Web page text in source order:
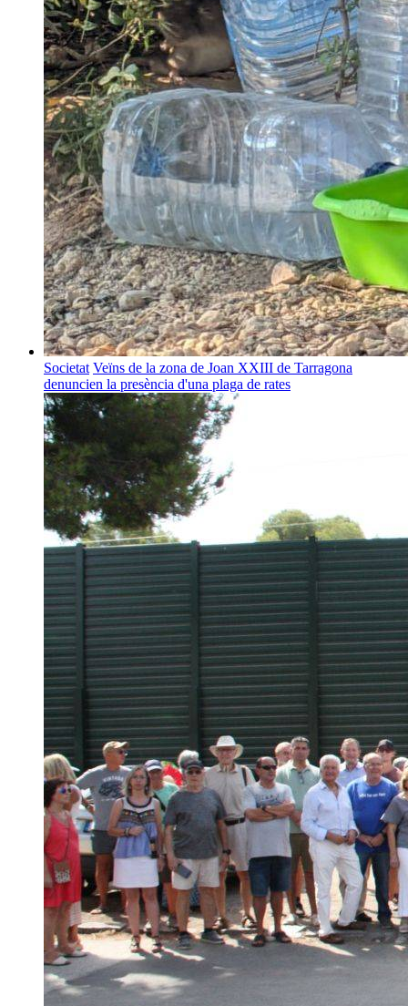
Societat Veïns de la zona de Joan XXIII de Tarragona
denuncien la presència d'una plaga de rates